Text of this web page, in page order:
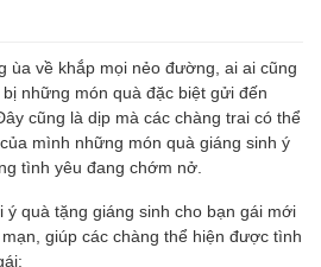
ùa về khắp mọi nẻo đường, ai ai cũng
những món quà đặc biệt gửi đến
cũng là dịp mà các chàng trai có thể
mình những món quà giáng sinh ý
tình yêu đang chớm nở.
ý quà tặng giáng sinh cho bạn gái mới
giúp các chàng thể hiện được tình